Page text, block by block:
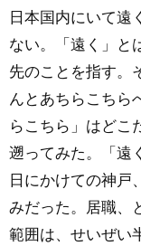
日本国内にいて遠
ない。「遠く」と
先のことを指す。
んとあちらこちら
らこちら」はどこ
遡ってみた。「遠
日にかけての神戸
みだった。居職、
範囲は、せいぜい